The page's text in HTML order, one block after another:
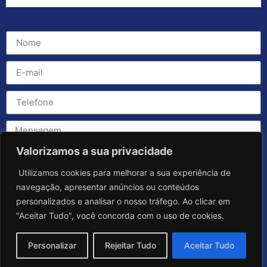
Valorizamos a sua privacidade
Utilizamos cookies para melhorar a sua experiência de
navegação, apresentar anúncios ou conteúdos
personalizados e analisar o nosso tráfego. Ao clicar em
"Aceitar Tudo", você concorda com o uso de cookies.
Personalizar Rejeitar Tudo Aceitar Tudo
Enviar